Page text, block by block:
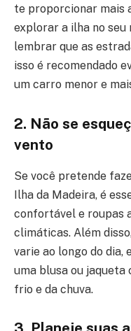
te proporcionar mais
explorar a ilha no
lembrar que as
isso é recomendado
um carro menor e
2. Não se
vento
Se você pretende
Ilha da Madeira, é
confortável e roupas
climáticas. Além
varie ao longo do dia,
uma blusa ou
frio e da chuva.